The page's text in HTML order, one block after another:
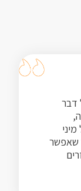
דבר
שאפשר